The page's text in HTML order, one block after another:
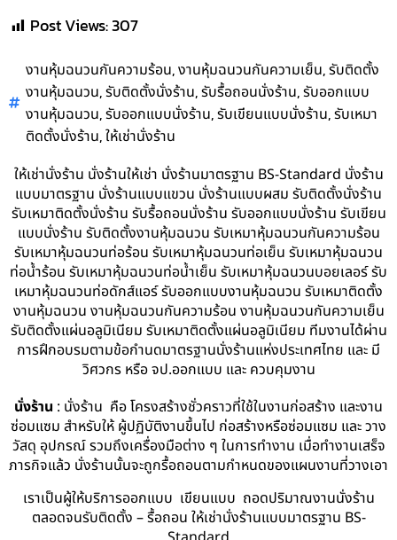
Post Views:307
งานหุ้มฉนวนกันความร้อน,งานหุ้มฉนวนกันความเย็น,รับติดตั้ง
งานหุ้มฉนวน,รับติดตั้งนั่งร้าน,รับรื้อถอนนั่งร้าน,รับออกแบบ
งานหุ้มฉนวน,รับออกแบบนั่งร้าน,รับเขียนแบบนั่งร้าน,รับเหมา
ติดตั้งนั่งร้าน,ให้เช่านั่งร้าน
ให้เช่านั่งร้าน นั่งร้านให้เช่า นั่งร้านมาตรฐาน BS-Standard นั่งร้าน
แบบมาตรฐาน นั่งร้านแบบแขวน นั่งร้านแบบผสม รับติดตั้งนั่งร้าน
รับเหมาติดตั้งนั่งร้าน รับรื้อถอนนั่งร้าน รับออกแบบนั่งร้าน รับเขียน
แบบนั่งร้าน รับติดตั้งงานหุ้มฉนวน รับเหมาหุ้มฉนวนกันความร้อน
รับเหมาหุ้มฉนวนท่อร้อน รับเหมาหุ้มฉนวนท่อเย็น รับเหมาหุ้มฉนวน
ท่อน้ำร้อน รับเหมาหุ้มฉนวนท่อน้ำเย็น รับเหมาหุ้มฉนวนบอยเลอร์ รับ
เหมาหุ้มฉนวนท่อดักส์แอร์ รับออกแบบงานหุ้มฉนวน รับเหมาติดตั้ง
งานหุ้มฉนวน งานหุ้มฉนวนกันความร้อน งานหุ้มฉนวนกันความเย็น
รับติดตั้งแผ่นอลูมิเนียม รับเหมาติดตั้งแผ่นอลูมิเนียม ทีมงานได้ผ่าน
การฝึกอบรมตามข้อกำนดมาตรฐานนั่งร้านแห่งประเทศไทย และ มี
วิศวกร หรือ จป.ออกแบบ และ ควบคุมงาน
นั่งร้าน : นั่งร้าน คือ โครงสร้างชั่วคราวที่ใช้ในงานก่อสร้าง และงาน
ซ่อมแซม สำหรับให้ ผู้ปฏิบัติงานขึ้นไป ก่อสร้างหรือซ่อมแซม และ วาง
วัสดุ อุปกรณ์ รวมถึงเครื่องมือต่าง ๆ ในการทำงาน เมื่อทำงานเสร็จ
ภารกิจแล้ว นั่งร้านนั้นจะถูกรื้อถอนตามกำหนดของแผนงานที่วางเอา
เราเป็นผู้ให้บริการออกแบบ เขียนแบบ ถอดปริมาณงานนั่งร้าน
ตลอดจนรับติดตั้ง – รื้อถอน ให้เช่านั่งร้านแบบมาตรฐาน BS-